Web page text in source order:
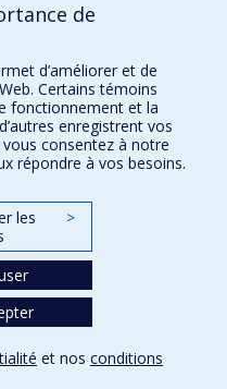
de
d’améliorer et de
Certains témoins
fonctionnement et la
enregistrent vos
consentez à notre
répondre à vos besoins.
les
>
et nos conditions